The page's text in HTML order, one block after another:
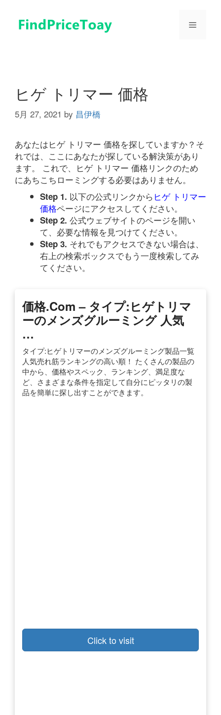
メ
ヒゲ トリマー 価格
5月 27, 2021 by 昌伊橋
あなたはヒゲ トリマー 価格を探していますか？そ
れでは、ここにあなたが探している解決策があり
ます。 これで、ヒゲ トリマー 価格リンクのため
にあちこちローミングする必要はありません。
Step 1. 以下の公式リンクから ヒゲ トリマー
価格ページにアクセスしてください。
Step 2. 公式ウェブサイトのページを開い
て、必要な情報を見つけてください。
Step 3. それでもアクセスできない場合は、
右上の検索ボックスでもう一度検索してみ
てください。
価格.com – タイプ:ヒゲトリマ
ーのメンズグルーミング 人気
…
タイプ:ヒゲトリマーのメンズグルーミング製品一覧
人気売れ筋ランキングの高い順！ たくさんの製品の
中から、価格やスペック、ランキング、満足度な
ど、さまざまな条件を指定して自分にピッタリの製
品を簡単に探し出すことができます。
Click to visit